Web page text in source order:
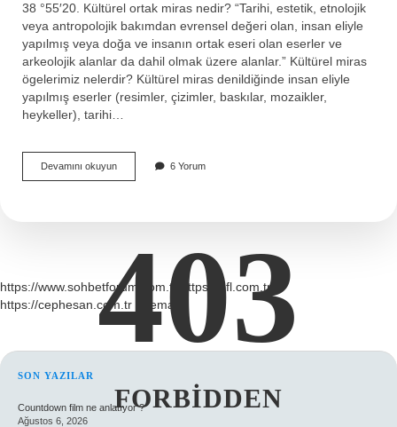
38 °55′20. Kültürel ortak miras nedir? “Tarihi, estetik, etnolojik
veya antropolojik bakımdan evrensel değeri olan, insan eliyle
yapılmış veya doğa ve insanın ortak eseri olan eserler ve
arkeolojik alanlar da dahil olmak üzere alanlar.” Kültürel miras
ögelerimiz nelerdir? Kültürel miras denildiğinde insan eliyle
yapılmış eserler (resimler, çizimler, baskılar, mozaikler,
heykeller), tarihi…
Devamını okuyunOrtak
Kültürel
6 Yorum
https://www.sohbetforum.com.tr
https://efl.com.tr
https://cephesan.com.tr
Sitemap
SIDEBAR
SON YAZILAR
Countdown film ne anlatıyor ?
Ağustos 6, 2026
403
FORBIDDEN